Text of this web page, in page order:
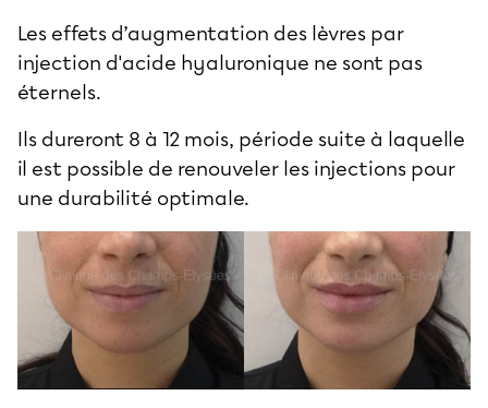
Les effets d’augmentation des lèvres par
injection d'acide hyaluronique ne sont pas
éternels.
Ils dureront 8 à 12 mois, période suite à laquelle
il est possible de renouveler les injections pour
une durabilité optimale.